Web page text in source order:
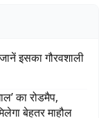
इसका गौरवशाली
का रोडमैप,
बेहतर माहौल